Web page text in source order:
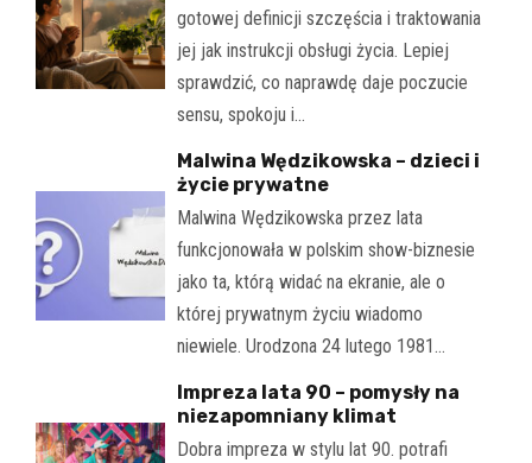
gotowej definicji szczęścia i traktowania
jej jak instrukcji obsługi życia. Lepiej
sprawdzić, co naprawdę daje poczucie
sensu, spokoju i…
Malwina Wędzikowska – dzieci i
życie prywatne
Malwina Wędzikowska przez lata
funkcjonowała w polskim show-biznesie
jako ta, którą widać na ekranie, ale o
której prywatnym życiu wiadomo
niewiele. Urodzona 24 lutego 1981…
Impreza lata 90 – pomysły na
niezapomniany klimat
Dobra impreza w stylu lat 90. potrafi